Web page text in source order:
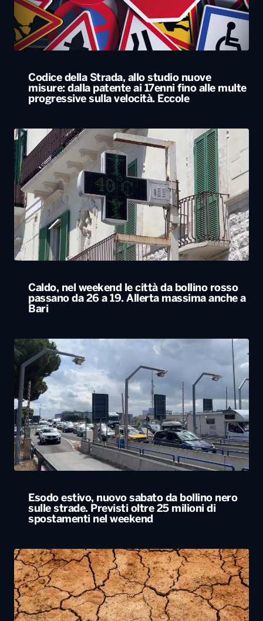
Codice della Strada, allo studio nuove
misure: dalla patente ai 17enni fino alle multe
progressive sulla velocità. Eccole
Caldo, nel weekend le città da bollino rosso
passano da 26 a 19. Allerta massima anche a
Bari
Esodo estivo, nuovo sabato da bollino nero
sulle strade. Previsti oltre 25 milioni di
spostamenti nel weekend